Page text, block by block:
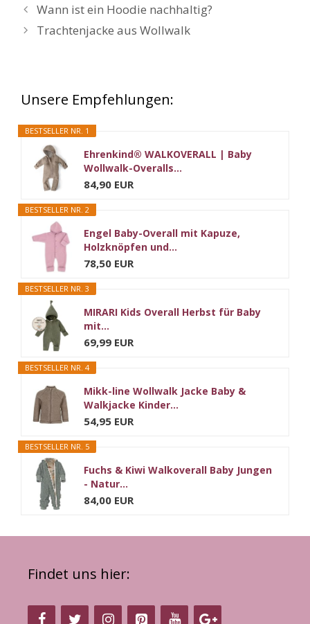
Wann ist ein Hoodie nachhaltig?
Trachtenjacke aus Wollwalk
Unsere Empfehlungen:
BESTSELLER NR. 1
Ehrenkind® WALKOVERALL | Baby
Wollwalk-Overalls...
84,90 EUR
BESTSELLER NR. 2
Engel Baby-Overall mit Kapuze,
Holzknöpfen und...
78,50 EUR
BESTSELLER NR. 3
MIRARI Kids Overall Herbst für Baby
mit...
69,99 EUR
BESTSELLER NR. 4
Mikk-line Wollwalk Jacke Baby &
Walkjacke Kinder...
54,95 EUR
BESTSELLER NR. 5
Fuchs & Kiwi Walkoverall Baby Jungen
- Natur...
84,00 EUR
Findet uns hier: